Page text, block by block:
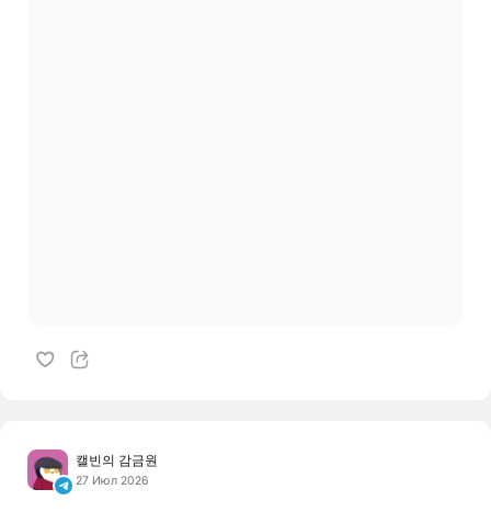
캘빈의 감금원
27 Июл 2026